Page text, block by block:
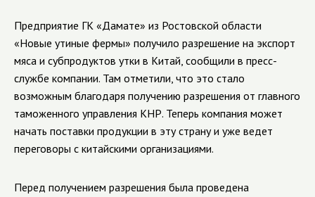
Предприятие ГК «Дамате» из Ростовской области
«Новые утиные фермы» получило разрешение на экспорт
мяса и субпродуктов утки в Китай, сообщили в пресс-
службе компании. Там отметили, что это стало
возможным благодаря получению разрешения от главного
таможенного управления КНР. Теперь компания может
начать поставки продукции в эту страну и уже ведет
переговоры с китайскими организациями.
Перед получением разрешения была проведена